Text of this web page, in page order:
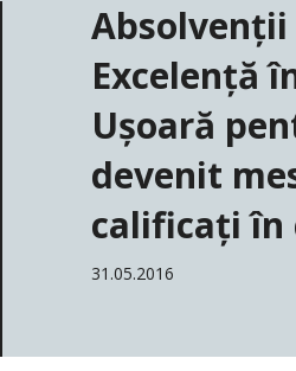
Excelență
Ușoară
devenit
calificați în
31.05.2016